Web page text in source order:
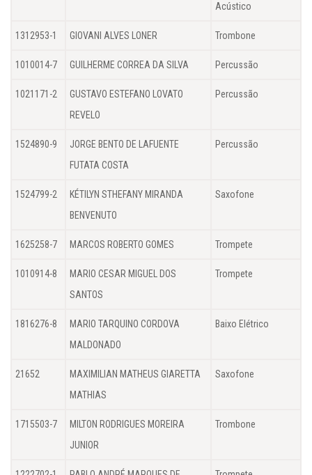
Acústico
1312953-1 GIOVANI ALVES LONER Trombone
1010014-7 GUILHERME CORREA DA SILVA Percussão
1021171-2
GUSTAVO ESTEFANO LOVATO
REVELO
Percussão
1524890-9
JORGE BENTO DE LAFUENTE
FUTATA COSTA
Percussão
1524799-2
KÉTILYN STHEFANY MIRANDA
BENVENUTO
Saxofone
1625258-7 MARCOS ROBERTO GOMES Trompete
1010914-8
MARIO CESAR MIGUEL DOS
SANTOS
Trompete
1816276-8
MARIO TARQUINO CORDOVA
MALDONADO
Baixo Elétrico
21652
MAXIMILIAN MATHEUS GIARETTA
MATHIAS
Saxofone
1715503-7
MILTON RODRIGUES MOREIRA
JUNIOR
Trombone